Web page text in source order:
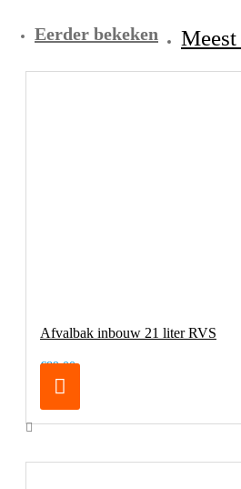
Eerder bekeken
Afvalbak inbouw 21 liter RVS
€89,00